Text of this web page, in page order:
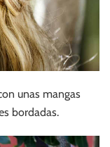
unas mangas
bordadas.